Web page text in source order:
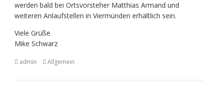
werden bald bei Ortsvorsteher Matthias Armand und
weiteren Anlaufstellen in Viermünden erhältlich sein.
Viele Grüße
Mike Schwarz
admin Allgemein